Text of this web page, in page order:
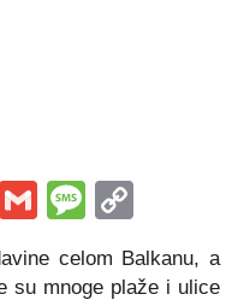
ViberGmail
celom Balkanu, a
su mnoge plaže i ulice